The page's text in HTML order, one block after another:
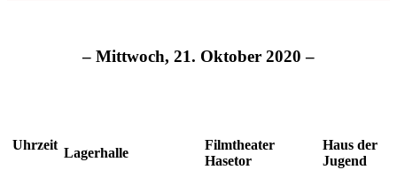
– Mittwoch, 21. Oktober 2020 –
Uhrzeit
Lagerhalle
Filmtheater
Hasetor
Haus der
Jugend